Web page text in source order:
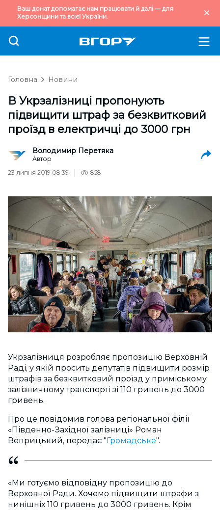
Ваш донат допомагає нам працювати й далі — для
Херсонщини та всієї України.
Головна Новини
В Укрзалізниці пропонують
підвищити штраф за безквитковий
проїзд в електричці до 3000 грн
Володимир Перетяка
Автор
23 липня 2019 08:39
858
Укрзалізниця розробляє пропозицію Верховній
Раді, у якій просить депутатів підвищити розмір
штрафів за безквитковий проїзд у приміському
залізничному транспорті зі 110 гривень до 3000
гривень.
Про це повідомив голова регіональної філії
«Південно-Західної залізниці» Роман
Веприцький, передає " Громадське".
«Ми готуємо відповідну пропозицію до
Верховної Ради. Хочемо підвищити штрафи з
нинішніх 110 гривень до 3000 гривень. Крім